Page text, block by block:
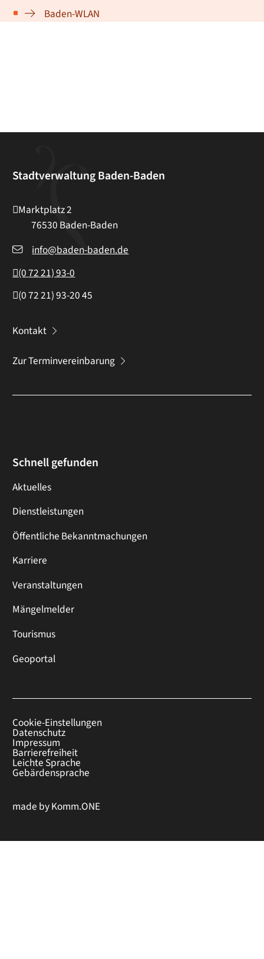
Baden-WLAN
Stadtverwaltung Baden-Baden
Marktplatz 2
76530 Baden-Baden
info@baden-baden.de
(07221) 93-0
(07221) 93-2045
Kontakt
Zur Terminvereinbarung
Schnell gefunden
Aktuelles
Dienstleistungen
Öffentliche Bekanntmachungen
Karriere
Veranstaltungen
Mängelmelder
Tourismus
Geoportal
Cookie-Einstellungen
Datenschutz
Impressum
Barrierefreiheit
Leichte Sprache
Gebärdensprache
made byKomm.ONE